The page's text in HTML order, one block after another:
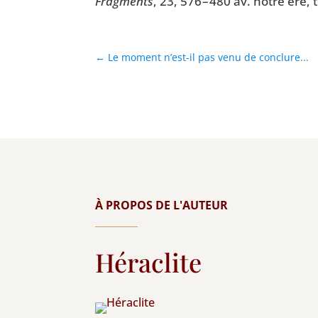
← Le moment n’est-il pas venu de conclure...
À PROPOS DE L'AUTEUR
Héraclite